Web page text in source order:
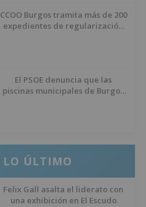
CCOO Burgos tramita más de 200
expedientes de regularización
El PSOE denuncia que las
piscinas municipales de Burgos
LO ÚLTIMO
Felix Gall asalta el liderato con
una exhibición en El Escudo